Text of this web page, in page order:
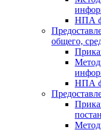
НПА
общего,
НПА